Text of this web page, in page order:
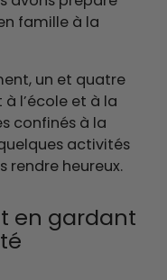
famille à la
un et quatre
l’école et à la
confinés à la
activités
rendre heureux.
en gardant